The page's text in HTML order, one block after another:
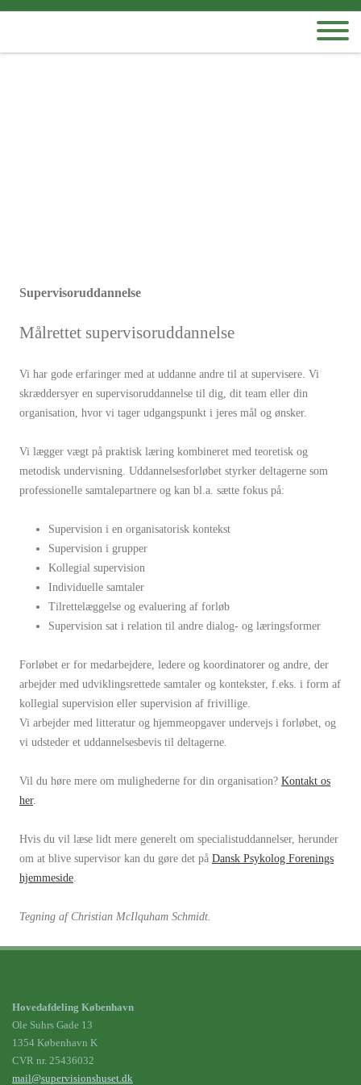
Supervisoruddannelse
Målrettet supervisoruddannelse
Vi har gode erfaringer med at uddanne andre til at supervisere. Vi
skræddersyer en supervisoruddannelse til dig, dit team eller din
organisation, hvor vi tager udgangspunkt i jeres mål og ønsker.
Vi lægger vægt på praktisk læring kombineret med teoretisk og
metodisk undervisning. Uddannelsesforløbet styrker deltagerne som
professionelle samtalepartnere og kan bl.a. sætte fokus på:
Supervision i en organisatorisk kontekst
Supervision i grupper
Kollegial supervision
Individuelle samtaler
Tilrettelæggelse og evaluering af forløb
Supervision sat i relation til andre dialog- og læringsformer
Forløbet er for medarbejdere, ledere og koordinatorer og andre, der
arbejder med udviklingsrettede samtaler og kontekster, f.eks. i form af
kollegial supervision eller supervision af frivillige.
Vi arbejder med litteratur og hjemmeopgaver undervejs i forløbet, og
vi udsteder et uddannelsesbevis til deltagerne.
Vil du høre mere om mulighederne for din organisation? Kontakt os
her.
Hvis du vil læse lidt mere generelt om specialistuddannelser, herunder
om at blive supervisor kan du gøre det på Dansk Psykolog Forenings
hjemmeside.
Tegning af Christian McIlquham Schmidt.
Hovedafdeling København
Ole Suhrs Gade 13
1354 København K
CVR nr. 25436032
mail@supervisionshuset.dk